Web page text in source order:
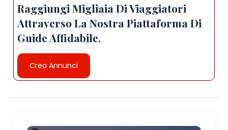
Raggiungi Migliaia Di Viaggiatori
Attraverso La Nostra Piattaforma Di
Guide Affidabile.
Crea Annunci